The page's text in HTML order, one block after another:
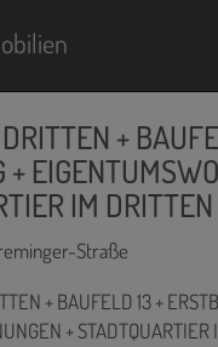
+
+
IM DRITTEN
Straße